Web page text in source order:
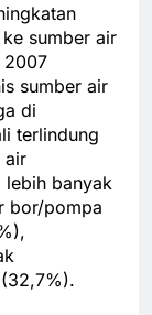
sumber air
2007
sumber air
di
terlindung
air
lebih banyak
bor/pompa